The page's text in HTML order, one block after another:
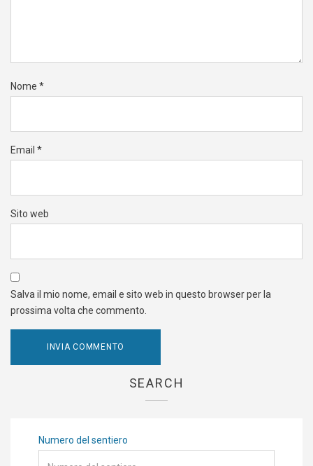
Nome *
Email *
Sito web
Salva il mio nome, email e sito web in questo browser per la
prossima volta che commento.
SEARCH
Numero del sentiero